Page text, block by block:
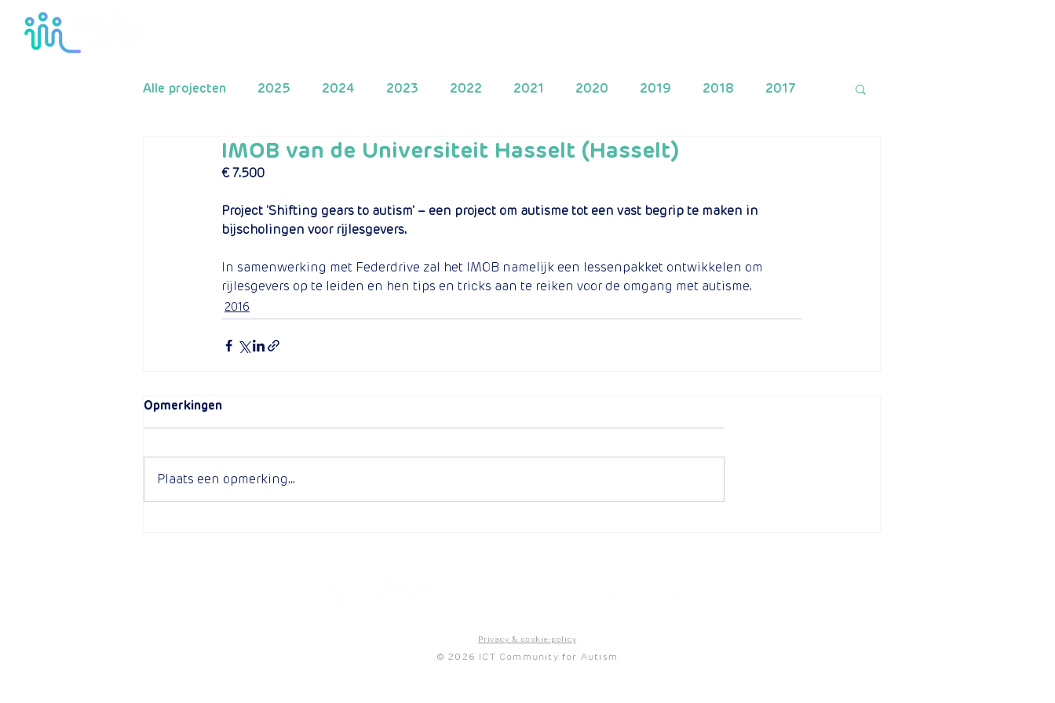
Alle projecten 2025 2024 2023 2022 2021 2020 2019 2018 2017
2015 2014 2013 2010 2009
IMOB van de Universiteit Hasselt (Hasselt)
€ 7.500
Project 'Shifting gears to autism' – een project om autisme tot een vast begrip te maken in
bijscholingen voor rijlesgevers.
In samenwerking met Federdrive zal het IMOB namelijk een lessenpakket ontwikkelen om
rijlesgevers op te leiden en hen tips en tricks aan te reiken voor de omgang met autisme.
2016
Opmerkingen
Plaats een opmerking...
Privacy & cookie-policy
© 2026 ICT Community for Autism